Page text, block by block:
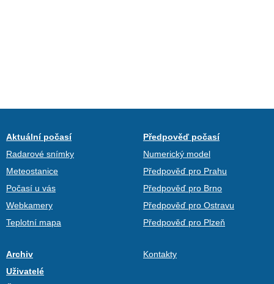
Aktuální počasí
Radarové snímky
Meteostanice
Počasí u vás
Webkamery
Teplotní mapa
Předpověď počasí
Numerický model
Předpověď pro Prahu
Předpověď pro Brno
Předpověď pro Ostravu
Předpověď pro Plzeň
Archiv
Uživatelé
Kontakty